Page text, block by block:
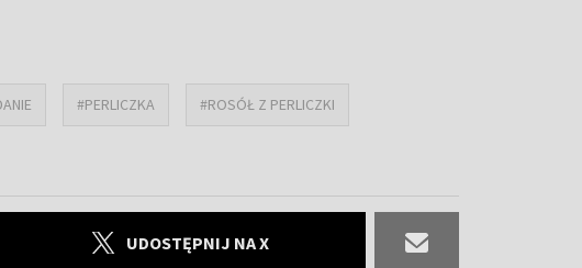
#PERLICZKA #ROSÓŁ Z PERLICZKI
UDOSTĘPNIJ NA X